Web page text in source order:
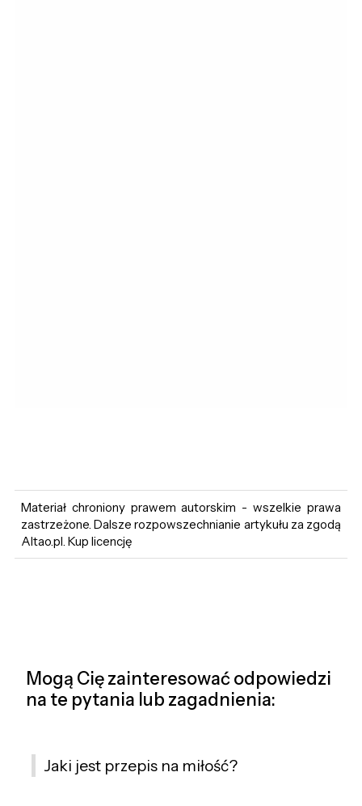
Materiał chroniony prawem autorskim - wszelkie prawa
zastrzeżone. Dalsze rozpowszechnianie artykułu za zgodą
Altao.pl. Kup licencję
Mogą Cię zainteresować odpowiedzi
na te pytania lub zagadnienia:
Jaki jest przepis na miłość?